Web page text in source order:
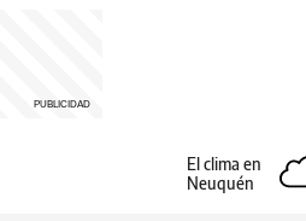
El clima en
Neuquén